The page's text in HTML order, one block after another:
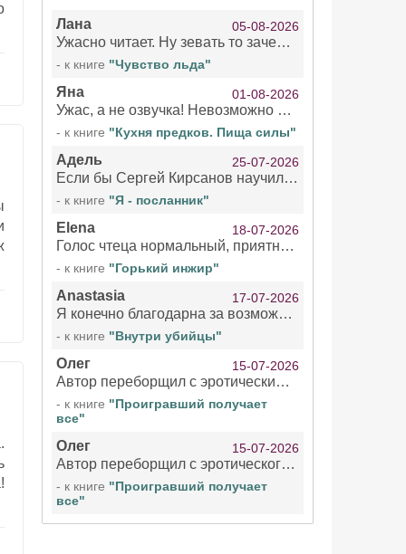
Лана 05-08-2026
Ужасно читает. Ну зевать то зачем. Уже не говорю, что ударения ставит, как хочет.
- к книге "Чувство льда"
Яна 01-08-2026
Ужас, а не озвучка! Невозможно вникать в смысл текста из за кривляний чтеца
- к книге "Кухня предков. Пища силы"
Адель 25-07-2026
Если бы Сергей Кирсанов научился не сглатывать каждые 1-2 минуты слюну, так что слышно в микрофоне и, что вызывает отвращение, то мелжно было бы слушать.
- к книге "Я - посланник"
Elena 18-07-2026
Голос чтеца нормальный, приятный тембр. Мне очень понравилось озвучивание рассказа. Очень странный отзыв Надежды. Может у неё что-то с нервами?
- к книге "Горький инжир"
Anastasia 17-07-2026
Я конечно благодарна за возможность бесплатно слушать книги даже новинки , но чтение этой книги просто ужасно
- к книге "Внутри убийцы"
Олег 15-07-2026
Автор переборщил с эротическими сценами. Похоже, с этим у него проблемы.
- к книге "Проигравший получает
все"
Олег 15-07-2026
Автор переборщил с эротического сценами. Похоже, с этим у него проблемы.
- к книге "Проигравший получает
все"